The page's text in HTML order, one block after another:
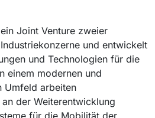
Joint Venture zweier
und entwickelt
und Technologien für die
einem modernen und
Umfeld arbeiten
der Weiterentwicklung
für die Mobilität der